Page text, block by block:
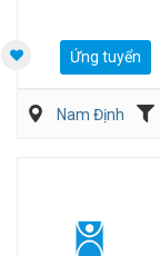
Ứng tuyển
Nam Định